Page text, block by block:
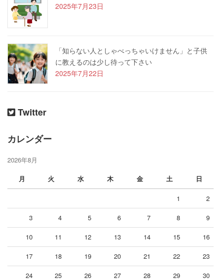
2025年7月23日
「知らない人としゃべっちゃいけません」と子供
に教えるのは少し待って下さい
2025年7月22日
Twitter
カレンダー
2026年8月
月
火 水 木 金 土 日
1 2
3 4 5 6 7 8 9
10 11 12 13 14 15 16
17 18 19 20 21 22 23
24 25 26 27 28 29 30